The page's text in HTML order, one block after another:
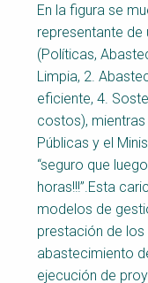
En la figura se
representante de
(Políticas,
Limpia, 2.
eficiente, 4.
costos),
Públicas y el
“seguro que
horas!!!”.Esta
modelos de
prestación de
abastecimiento
ejecución de